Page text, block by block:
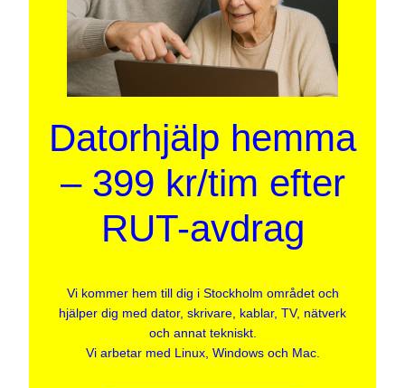
Datorhjälp hemma
– 399 kr/tim efter
RUT-avdrag
Vi kommer hem till dig i Stockholm området och
hjälper dig med dator, skrivare, kablar, TV, nätverk
och annat tekniskt.
Vi arbetar med Linux, Windows och Mac.